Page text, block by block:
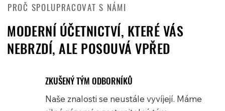
PROČ SPOLUPRACOVAT S NÁMI
MODERNÍ ÚČETNICTVÍ, KTERÉ VÁS
NEBRZDÍ, ALE POSOUVÁ VPŘED
ZKUŠENÝ TÝM ODBORNÍKŮ
Naše znalosti se neustále vyvíjejí. Máme